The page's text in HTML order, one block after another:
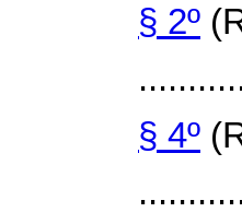
§ 2º
§ 4º